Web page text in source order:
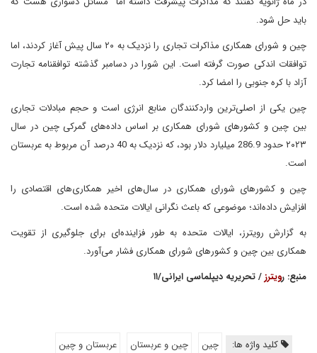
باید حل شود.
چین و شورای همکاری مذاکرات تجاری را نزدیک به ۲۰ سال پیش آغاز کردند، اما
توافقات اندکی صورت گرفته است. این شورا در دسامبر گذشته توافقنامه تجارت
آزاد با کره جنوبی را امضا کرد.
چین یکی از اصلی‌ترین واردکنندگان منابع انرژی است و حجم مبادلات تجاری
بین چین و کشورهای شورای همکاری بر اساس داده‌های گمرکی چین در سال
۲۰۲۳ حدود 286.9 میلیارد دلار بود، که نزدیک به 40 درصد آن مربوط به عربستان
است.
چین و کشورهای شورای همکاری در سال‌های اخیر همکاری‌های اقتصادی را
افزایش داده‌اند؛ موضوعی که باعث نگرانی ایالات متحده شده است.
به گزارش رویترز، ایالات متحده به طور فزاینده‌ای برای جلوگیری از تقویت
همکاری بین چین و کشورهای شورای همکاری فشار می‌آورد.
منبع: رویترز/ تحریریه دیپلماسی ایرانی/۱۱
کلید واژه ها: چین چین و عربستان
عربستان و چین